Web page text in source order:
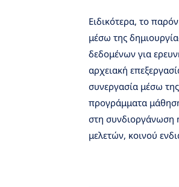
Ειδικότερα, το
μέσω της
δεδομένων για
αρχειακή
συνεργασία μέσω
προγράμματα
στη συνδιοργάνωση
μελετών, κοινού